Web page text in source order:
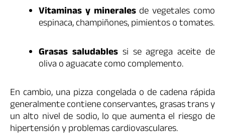
Vitaminas y mineralesde vegetales como
espinaca, champiñones, pimientos o tomates.
Grasas saludablessi se agrega aceite de
oliva o aguacate como complemento.
En cambio, una pizza congelada o de cadena rápida
generalmente contiene conservantes, grasas trans y
un alto nivel de sodio, lo que aumenta el riesgo de
hipertensión y problemas cardiovasculares.